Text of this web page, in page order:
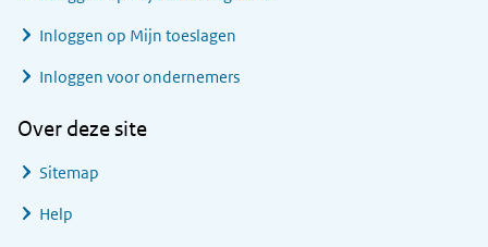
Inloggen op Mijn toeslagen
Inloggen voor ondernemers
Over deze site
Sitemap
Help